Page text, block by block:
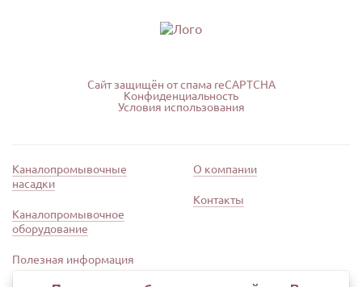
Сайт защищён от спама reCAPTCHA
Конфиденциальность
Условия использования
Каналопромывочные
насадки
Каналопромывочное
оборудование
Полезная информация
О компании
Контакты